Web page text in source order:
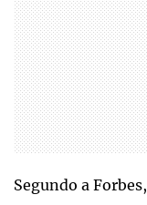
Segundo a